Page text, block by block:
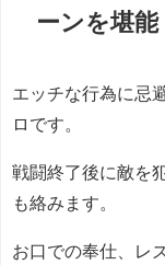
ーンを堪能
エッチな行為に忌
ロです。
戦闘終了後に敵を
も絡みます。
お口での奉仕、レ